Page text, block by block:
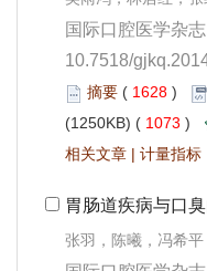
10.7518/
1628 )
1073 )
|